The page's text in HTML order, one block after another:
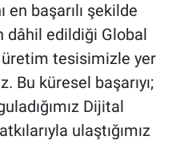
en başarılı şekilde
dâhil edildiği Global
tesisimizle yer
Bu küresel başarıyı;
Dijital
ulaştığımız